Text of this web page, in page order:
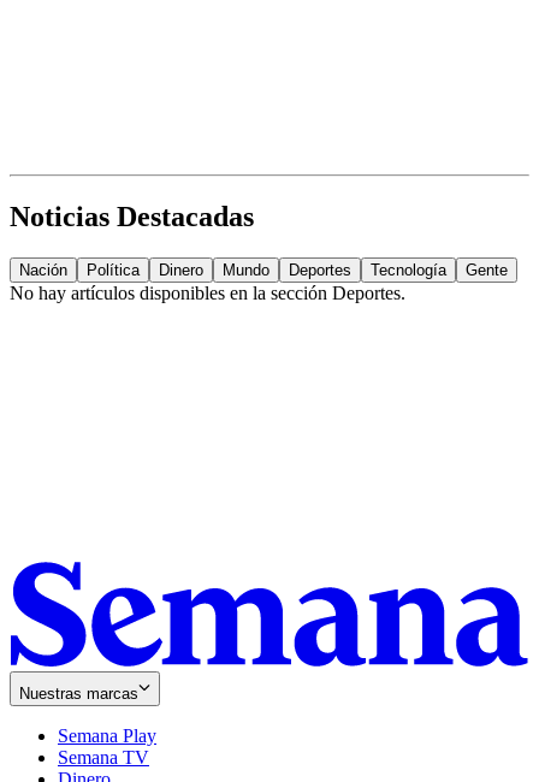
Noticias Destacadas
Nación Política Dinero Mundo Deportes Tecnología Gente
No hay artículos disponibles en la sección Deportes.
Nuestras marcas
Semana Play
Semana TV